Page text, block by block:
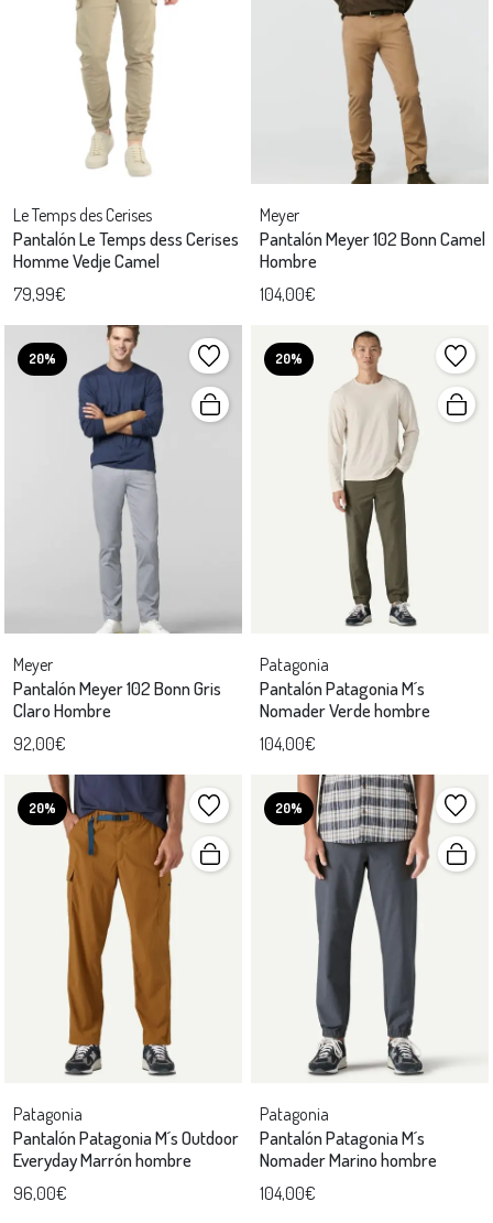
Le Temps des Cerises
Pantalón Le Temps dess Cerises
Homme Vedje Camel
79,99€
Meyer
Pantalón Meyer 102 Bonn Camel
Hombre
104,00€
20%
Meyer
Pantalón Meyer 102 Bonn Gris
Claro Hombre
92,00€
20%
Patagonia
Pantalón Patagonia M´s
Nomader Verde hombre
104,00€
20%
Patagonia
Pantalón Patagonia M´s Outdoor
Everyday Marrón hombre
96,00€
20%
Patagonia
Pantalón Patagonia M´s
Nomader Marino hombre
104,00€